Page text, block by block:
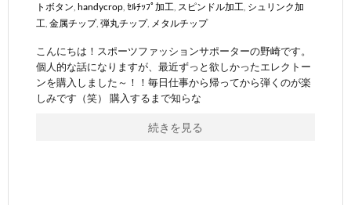
トボタン, handycrop, ｾﾙﾁｯﾌﾟ加工, スピンドル加工, シュリンク加
工, 金属チップ, 弾丸チップ, メタルチップ
こんにちは！スポーツファッションサポーターの野崎です。
個人的な話になりますが、最近ずっと欲しかったエレクトー
ンを購入しました～！！毎日仕事から帰ってから弾くのが楽
しみです（笑） 購入するまで知らな
続きを見る